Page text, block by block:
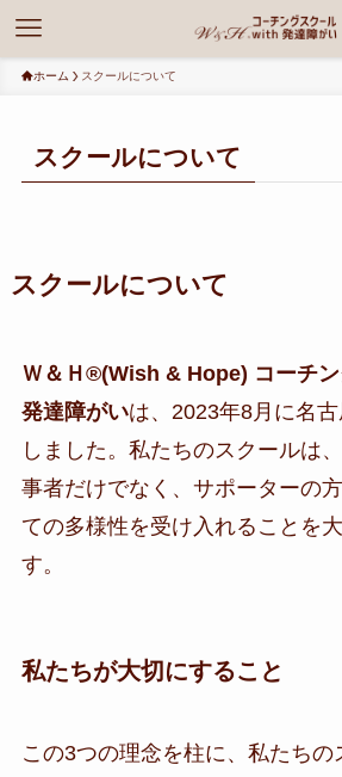
ホーム スクールについて
スクールについて
スクールについて
Ｗ＆Ｈ®(Wish & Hope) コーチ
発達障がいは、2023年8月に名
しました。私たちのスクールは
事者だけでなく、サポーターの
ての多様性を受け入れることを
す。
私たちが大切にすること
この3つの理念を柱に、私たちの